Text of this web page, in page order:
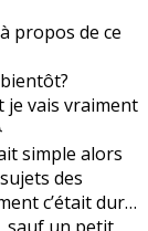
propos de ce
je vais vraiment
simple alors
des
c’était dur…